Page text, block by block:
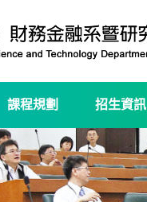
課程規劃 招生資訊